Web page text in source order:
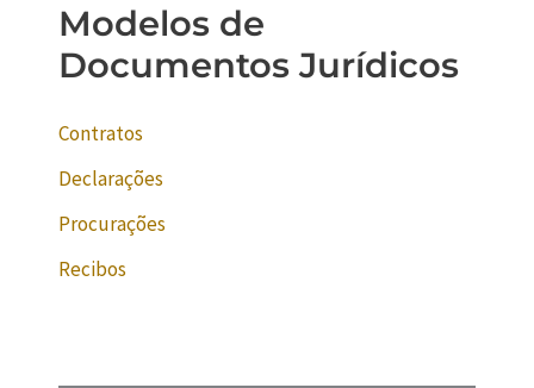
Modelos de
Documentos Jurídicos
Contratos
Declarações
Procurações
Recibos